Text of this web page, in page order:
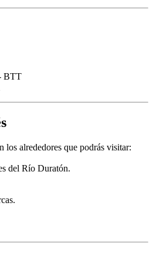
BTT
los alrededores que podrás visitar:
del Río Duratón.